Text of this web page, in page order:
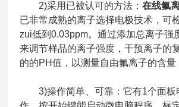
2)采用已被认可的方法：在线氟
已非常成熟的离子选择电极技术，可
zui低到0.03ppm。通过添加总离子强
来调节样品的离子强度，干预离子的
的的PH值，以测量自由氟离子的含量
3)操作简单、可靠：它有1个面板